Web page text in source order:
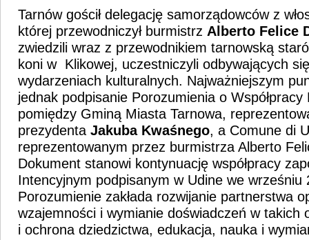
Tarnów gościł delegację samorządowców z
której przewodniczył burmistrz Alberto Felice
zwiedzili wraz z przewodnikiem tarnowską
koni w Klikowej, uczestniczyli odbywających
wydarzeniach kulturalnych. Najważniejszym
jednak podpisanie Porozumienia o Współpracy
pomiędzy Gminą Miasta Tarnowa,
prezydenta Jakuba Kwaśnego, a Comune di
reprezentowanym przez burmistrza Alberto
Dokument stanowi kontynuację współpracy
Intencyjnym podpisanym w Udine we wrześniu
Porozumienie zakłada rozwijanie partnerstwa
wzajemności i wymianie doświadczeń w takich
i ochrona dziedzictwa, edukacja, nauka i